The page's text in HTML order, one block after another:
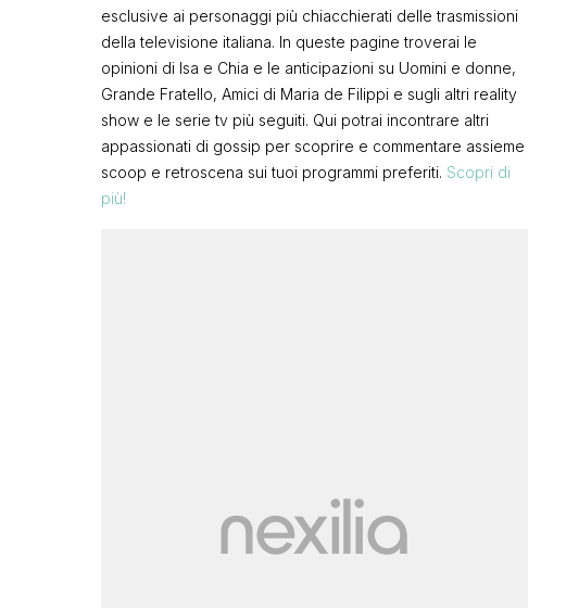
esclusive ai personaggi più chiacchierati delle trasmissioni
della televisione italiana. In queste pagine troverai le
opinioni di Isa e Chia e le anticipazioni su Uomini e donne,
Grande Fratello, Amici di Maria de Filippi e sugli altri reality
show e le serie tv più seguiti. Qui potrai incontrare altri
appassionati di gossip per scoprire e commentare assieme
scoop e retroscena sui tuoi programmi preferiti. Scopri di
più!